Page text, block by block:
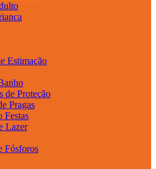
Estimação
de Proteção
Pragas
Festas
Lazer
Fósforos